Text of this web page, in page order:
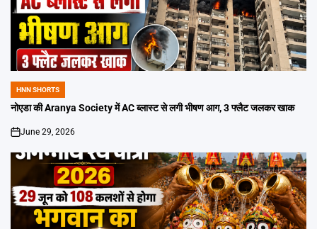
POSTED
IN
HNN SHORTS
नोएडा की Aranya Society में AC ब्लास्ट से लगी भीषण आग, 3 फ्लैट जलकर खाक
on
June 29, 2026